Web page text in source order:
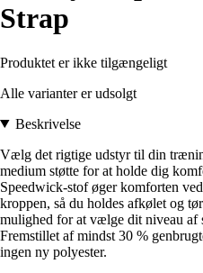
Strap
Produktet er ikke tilgængeligt
Alle varianter er udsolgt
Beskrivelse
Vælg det rigtige udstyr til din
medium støtte for at holde dig
Speedwick-stof øger komforten
kroppen, så du holdes afkølet og
mulighed for at vælge dit niveau
Fremstillet af mindst 30 %
ingen ny polyester.